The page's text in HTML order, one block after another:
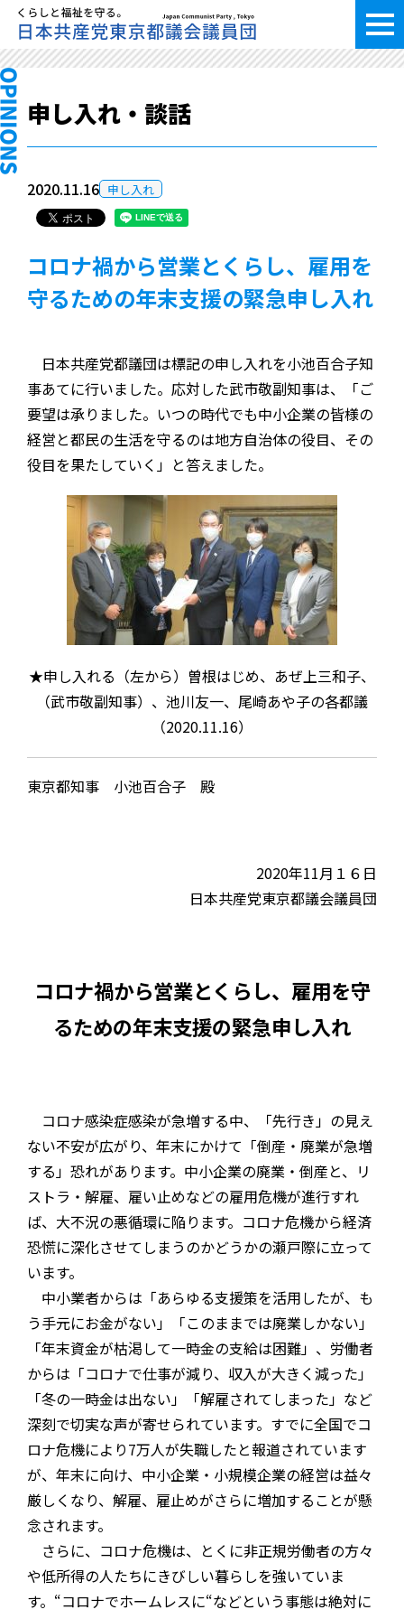
申し入れ・談話
2020.11.16 申し入れ
コロナ禍から営業とくらし、雇用を
守るための年末支援の緊急申し入れ
日本共産党都議団は標記の申し入れを小池百合子知
事あてに行いました。応対した武市敬副知事は、「ご
要望は承りました。いつの時代でも中小企業の皆様の
経営と都民の生活を守るのは地方自治体の役目、その
役目を果たしていく」と答えました。
★申し入れる（左から）曽根はじめ、あぜ上三和子、
（武市敬副知事）、池川友一、尾崎あや子の各都議
（2020.11.16）
東京都知事 小池百合子 殿
2020年11月１６日
日本共産党東京都議会議員団
コロナ禍から営業とくらし、雇用を守
るための年末支援の緊急申し入れ
コロナ感染症感染が急増する中、「先行き」の見え
ない不安が広がり、年末にかけて「倒産・廃業が急増
する」恐れがあります。中小企業の廃業・倒産と、リ
ストラ・解雇、雇い止めなどの雇用危機が進行すれ
ば、大不況の悪循環に陥ります。コロナ危機から経済
恐慌に深化させてしまうのかどうかの瀬戸際に立って
います。
中小業者からは「あらゆる支援策を活用したが、も
う手元にお金がない」「このままでは廃業しかない」
「年末資金が枯渇して一時金の支給は困難」、労働者
からは「コロナで仕事が減り、収入が大きく減った」
「冬の一時金は出ない」「解雇されてしまった」など
深刻で切実な声が寄せられています。すでに全国でコ
ロナ危機により7万人が失職したと報道されています
が、年末に向け、中小企業・小規模企業の経営は益々
厳しくなり、解雇、雇止めがさらに増加することが懸
念されます。
さらに、コロナ危機は、とくに非正規労働者の方々
や低所得の人たちにきびしい暮らしを強いていま
す。 “コロナでホームレスに“などという事態は絶対に